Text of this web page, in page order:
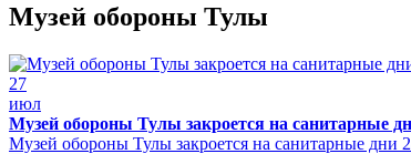
Музей обороны Тулы
27
июл
Музей обороны Тулы закроется на санитарные
Музей обороны Тулы закроется на санитарные дни